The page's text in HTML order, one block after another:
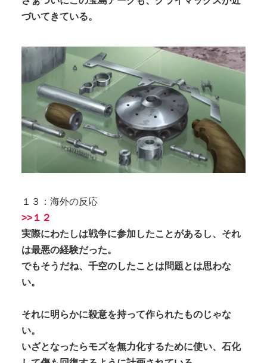
づいてきている。
１３：海外の反応
>>１２
実際にわたしは戦争に参加したことがあるし、それ
は最悪の経験だった。
でもそうだね、千空のしたことは問題とは思わな
い。
それに明らかに殺意を持って作られたものじゃな
い。
いざとなったらモズを無力化するために使い、石化